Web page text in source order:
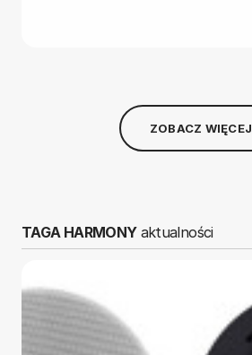
ZOBACZ WIĘCEJ
TAGA HARMONYaktualności